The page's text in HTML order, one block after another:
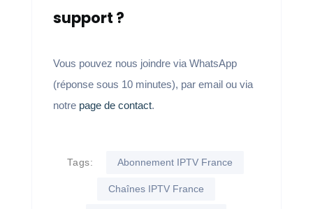
support ?
Vous pouvez nous joindre via WhatsApp
(réponse sous 10 minutes), par email ou via
notre page de contact.
Tags: Abonnement IPTV France
Chaînes IPTV France